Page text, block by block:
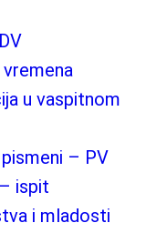
u vaspitnom
– PV
ispit
i mladosti